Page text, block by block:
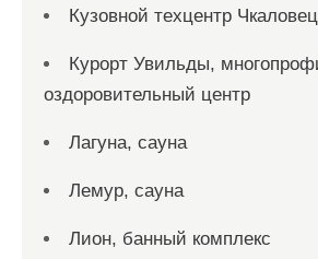
Кузовной техцентр Чкаловец
Курорт Увильды,
оздоровительный центр
Лагуна, сауна
Лемур, сауна
Лион, банный комплекс